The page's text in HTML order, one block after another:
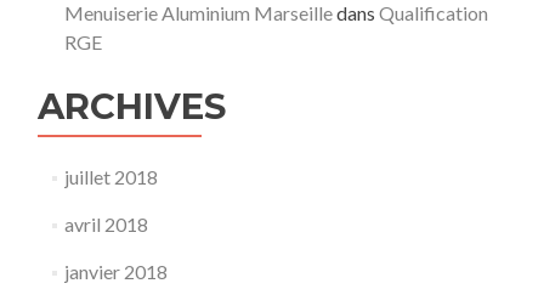
Menuiserie Aluminium Marseilledans Qualification
RGE
ARCHIVES
juillet 2018
avril 2018
janvier 2018